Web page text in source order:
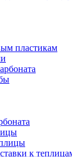
пластикам
к